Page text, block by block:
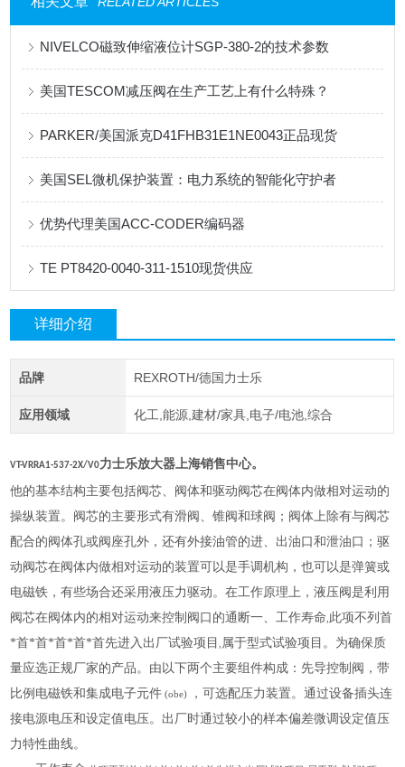
NIVELCO磁致伸缩液位计SGP-380-2的技术参数
美国TESCOM减压阀在生产工艺上有什么特殊？
PARKER/美国派克D41FHB31E1NE0043正品现货
美国SEL微机保护装置：电力系统的智能化守护者
优势代理美国ACC-CODER编码器
TE PT8420-0040-311-1510现货供应
详细介绍
品牌 REXROTH/德国力士乐
应用领域 化工,能源,建材/家具,电子/电池,综合
VT-VRRA1-537-2X/V0力士乐放大器上海销售中心。
他的基本结构主要包括阀芯、阀体和驱动阀芯在阀体内做相对运动的
操纵装置。阀芯的主要形式有滑阀、锥阀和球阀；阀体上除有与阀芯
配合的阀体孔或阀座孔外，还有外接油管的进、出油口和泄油口；驱
动阀芯在阀体内做相对运动的装置可以是手调机构，也可以是弹簧或
电磁铁，有些场合还采用液压力驱动。在工作原理上，液压阀是利用
阀芯在阀体内的相对运动来控制阀口的通断一、工作寿命 此项不列首
*首*首*首*首*首先进入出厂试验项目 属于型式试验项目。为确保质
量应选正规厂家的产品。由以下两个主要组件构成：先导控制阀，带
比例电磁铁和集成电子元件 (obe)
，可选配压力装置。通过设备插头连
接电源电压和设定值电压。出厂时通过较小的样本偏差微调设定值压
力特性曲线。